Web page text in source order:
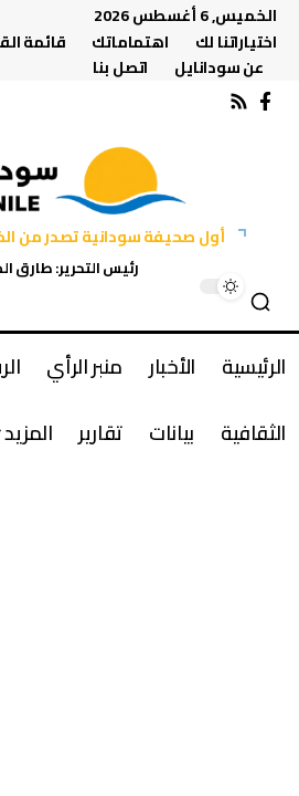
الخميس, 6 أغسطس 2026
اختياراتنا لك
اهتماماتك قائمة
عن سودانايل
اتصل بنا
أول صحيفة سودانية تصدر من
رئيس التحرير: طارق
الرئيسية الأخبار منبر الرأي
الثقافية
بيانات تقارير المزيد